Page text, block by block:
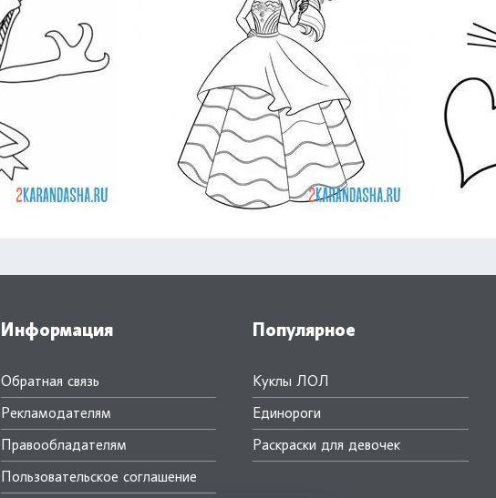
Информация
Обратная связь
Рекламодателям
Правообладателям
Пользовательское соглашение
Популярное
Куклы ЛОЛ
Единороги
Раскраски для девочек